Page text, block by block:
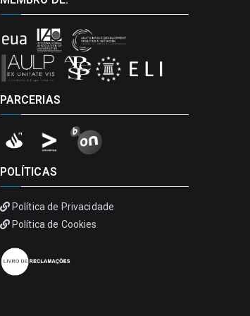
PARCERIAS
POLÍTICAS
Política de Privacidade
Política de Cookies